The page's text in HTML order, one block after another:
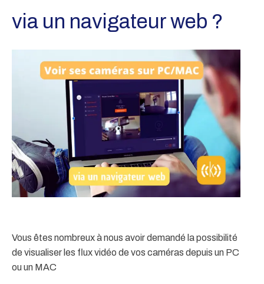
via un navigateur web ?
Vous êtes nombreux à nous avoir demandé la possibilité
de visualiser les flux vidéo de vos caméras depuis un PC
ou un MAC